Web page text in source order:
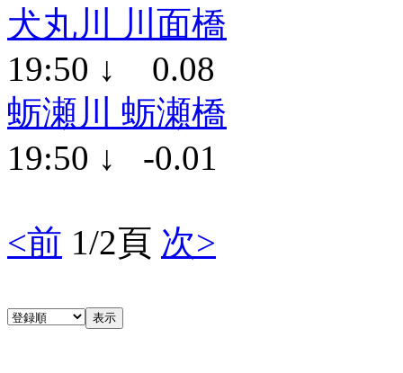
犬丸川 川面橋
19:50 ↓ 0.08
蛎瀬川 蛎瀬橋
19:50 ↓ -0.01
<前 1/2頁 次>